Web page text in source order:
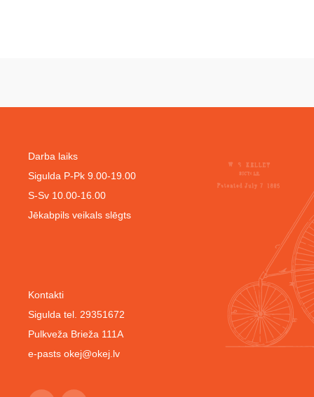
Kontakti
Sigulda tel. 29351672
Pulkveža Brieža 111A
e-pasts okej@okej.lv
Darba laiks
Sigulda P-Pk 9.00-19.00
S-Sv 10.00-16.00
Jēkabpils veikals slēgts